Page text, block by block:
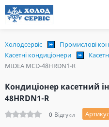
Холодсервіс
Промислові
Касетні кондиціонери
MIDEA MCD-48HRDN1-R
Кондиціонер касетний
48HRDN1-R
0 Відгуки